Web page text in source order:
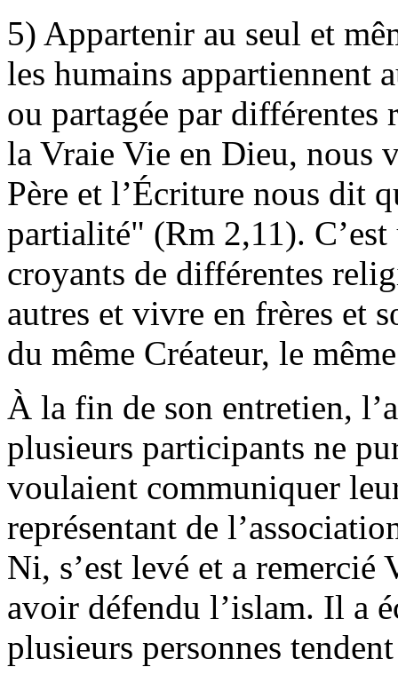
5) Appartenir au seul et
les humains appartiennent
ou partagée par différentes
la Vraie Vie en Dieu, nous
Père et l’Écriture nous dit
partialité" (Rm 2,11).
croyants de différentes
autres et vivre en frères et
du même Créateur, le
À la fin de son entretien,
plusieurs participants ne
voulaient communiquer
représentant de
Ni, s’est levé et a remercié
avoir défendu l’islam. Il a
plusieurs personnes